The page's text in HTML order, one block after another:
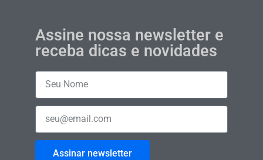
Assine nossa newsletter e
receba dicas e novidades
Assinar newsletter